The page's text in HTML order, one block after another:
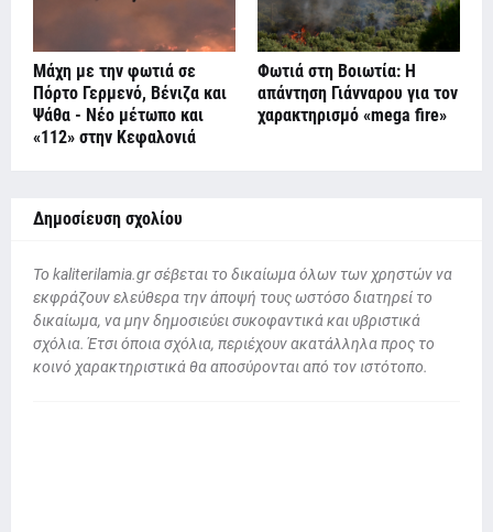
Μάχη με την φωτιά σε
Πόρτο Γερμενό, Βένιζα και
Ψάθα - Νέο μέτωπο και
«112» στην Κεφαλονιά
Φωτιά στη Βοιωτία: Η
απάντηση Γιάνναρου για τον
χαρακτηρισμό «mega fire»
Δημοσίευση σχολίου
To kaliterilamia.gr σέβεται το δικαίωμα όλων των χρηστών να
εκφράζουν ελεύθερα την άποψή τους ωστόσο διατηρεί το
δικαίωμα, να μην δημοσιεύει συκοφαντικά και υβριστικά
σχόλια. Έτσι όποια σχόλια, περιέχουν ακατάλληλα προς το
κοινό χαρακτηριστικά θα αποσύρονται από τον ιστότοπο.